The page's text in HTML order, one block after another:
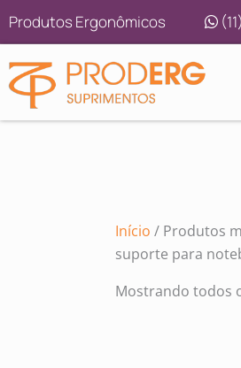
para
conteúdo
Produtos Ergonômicos
Início / Produtos
suporte para
Mostrando todos